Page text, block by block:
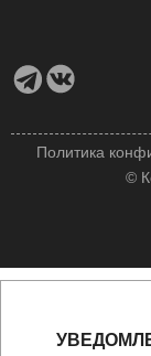
©
Политика